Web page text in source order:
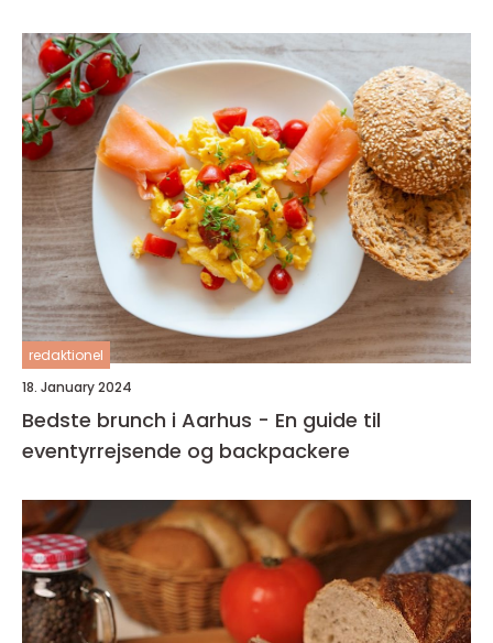
redaktionel
18. January 2024
Bedste brunch i Aarhus - En guide til
eventyrrejsende og backpackere